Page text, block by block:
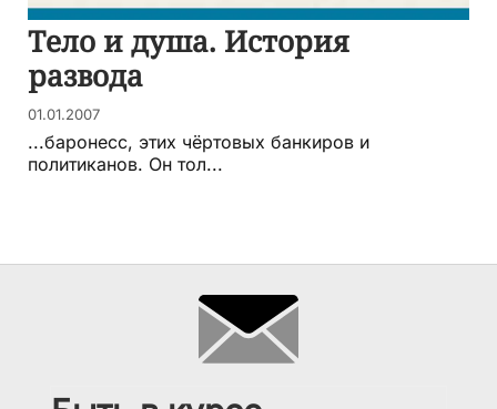
Тело и душа. История
развода
01.01.2007
...баронесс, этих чёртовых банкиров и
политиканов. Он тол...